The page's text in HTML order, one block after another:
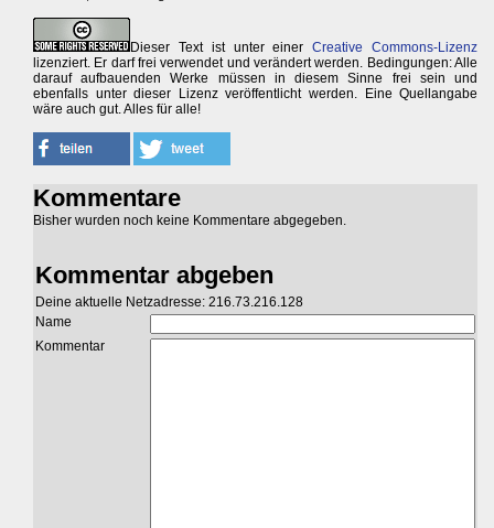
Dieser Text ist unter einerCreative Commons-Lizenz
lizenziert. Er darf frei verwendet und verändert werden. Bedingungen: Alle
darauf aufbauenden Werke müssen in diesem Sinne frei sein und
ebenfalls unter dieser Lizenz veröffentlicht werden. Eine Quellangabe
wäre auch gut. Alles für alle!
Kommentare
Bisher wurden noch keine Kommentare abgegeben.
Kommentar abgeben
Deine aktuelle Netzadresse: 216.73.216.128
Name
Kommentar